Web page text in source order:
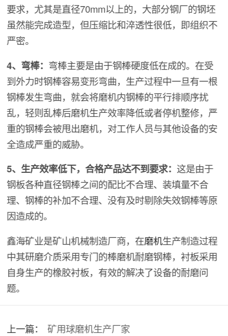
要求，尤其是直径70mm以上的，大部分钢厂的钢坯
虽然能完成造型，但压缩比和淬透性很低，即组织不
严密。
4、弯棒： 弯棒主要是由于钢棒硬度低在成的。在受
到外力时钢棒容易变形弯曲，生产过程中一旦有一根
钢棒发生弯曲，就会将磨机内钢棒的平行排顺序扰
乱，轻则乱棒后磨机生产效率降低或者停机整修，严
重的钢棒会被甩出磨机，对工作人员与其他设备的安
全造成严重的威胁。
5、生产效率低下，合格产品达不到要求： 这是由于
钢板各种直径钢棒之间的配比不合理、装填量不合
理、钢棒的补加不合理、没有及时剔除失效钢棒等原
因造成的。
鑫海矿业是矿山机械制造厂商，在磨机生产制造过程
中其研磨介质采用专门的棒磨机耐磨钢棒，衬板采用
自身生产的橡胶衬板，有效的解决了设备的耐磨问
题。
上一篇：
矿用球磨机生产厂家